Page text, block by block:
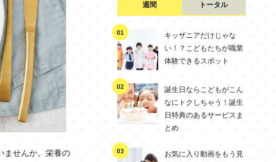
ませんか。栄養の
週間 トータル
キッザニアだけじゃな
い！？こどもたちが職業
体験できるスポット
誕生日ならこどもがこん
なにトクしちゃう！誕生
日特典のあるサービスま
とめ
お気に入り動画をもう見